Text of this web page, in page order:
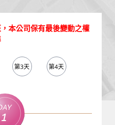
本公司保有最後變動之權
第3天 第4天
1